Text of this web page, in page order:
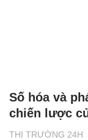
THỊ TRƯỜNG 24H
Số hóa và
chiến lược